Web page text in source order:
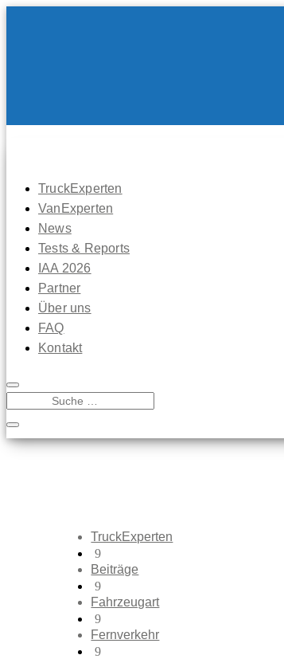
TruckExperten
VanExperten
News
Tests & Reports
IAA 2026
Partner
Über uns
FAQ
Kontakt
TruckExperten
9
Beiträge
9
Fahrzeugart
9
Fernverkehr
9